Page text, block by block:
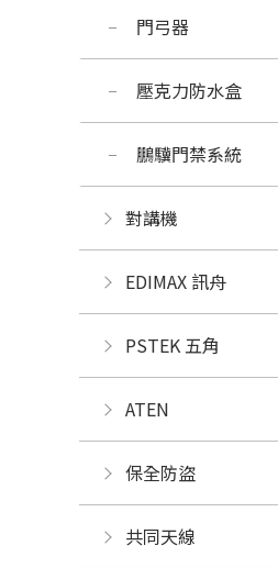
門弓器
壓克力防水盒
鵬驥門禁系統
對講機
EDIMAX 訊舟
PSTEK 五角
ATEN
保全防盜
共同天線